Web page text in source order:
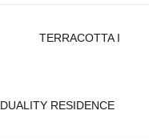
TERRACOTTA I
DUALITY RESIDENCE